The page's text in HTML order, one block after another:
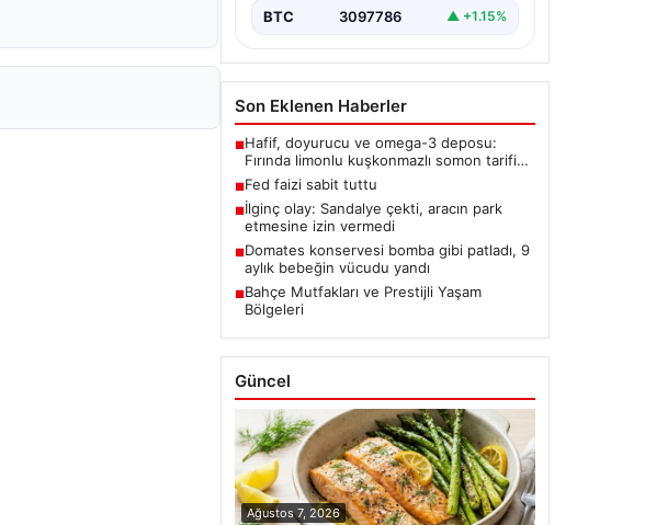
BTC 3097786 ▲ +1.15%
Son Eklenen Haberler
■Hafif, doyurucu ve omega-3 deposu:
Fırında limonlu kuşkonmazlı somon tarifi…
■Fed faizi sabit tuttu
■İlginç olay: Sandalye çekti, aracın park
etmesine izin vermedi
■Domates konservesi bomba gibi patladı, 9
aylık bebeğin vücudu yandı
■Bahçe Mutfakları ve Prestijli Yaşam
Bölgeleri
Güncel
Ağustos 7, 2026